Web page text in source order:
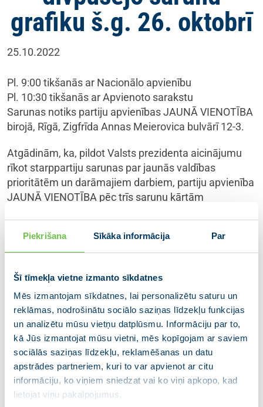
Piekrišana Sīkāka informācija Par
Šī tīmekļa vietne izmanto sīkdatnes
Mēs izmantojam sīkdatnes, lai personalizētu saturu un
reklāmas, nodrošinātu sociālo saziņas līdzekļu funkcijas
un analizētu mūsu vietņu datplūsmu. Informāciju par to,
kā Jūs izmantojat mūsu vietni, mēs kopīgojam ar saviem
sociālās saziņas līdzekļu, reklamēšanas un datu
apstrādes partneriem, kuri to var apvienot ar citu
informāciju, ko viņiem sniedzat vai ko viņi apkopo, kad
lietojat viņu pakalpojumus.
grafiku š.g. 26. oktobrī
25.10.2022
Pl. 9:00 tikšanās ar Nacionālo apvienību
Pl. 10:30 tikšanās ar Apvienoto sarakstu
Sarunas notiks partiju apvienības JAUNĀ VIENOTĪBA
birojā, Rīgā, Zigfrīda Annas Meierovica bulvārī 12-3.
Atgādinām, ka, pildot Valsts prezidenta aicinājumu
rīkot starppartiju sarunas par jaunās valdības
prioritātēm un darāmajiem darbiem, partiju apvienība
JAUNĀ VIENOTĪBA pēc trīs sarunu kārtām
koalīcijas veidošanas principiem.
gatavību uzņemties atbildību par Latvijas valsts
attīstību un tautas labklājību un vienošanos par
valdības izveidošanas pamatprincipiem un kopīgi
izvirzītajiem mērķiem – valsts drošības stiprināšanu,
ekonomikas izaugsmi un sociāli taisnīgas, iekļaujošas
sabiedrības attīstību.
—————
JAUNĀ VIENOTĪBA ir partiju apvienība, ko veido
piecas partijas – “VIENOTĪBA”, “Kuldīgas novadam”,